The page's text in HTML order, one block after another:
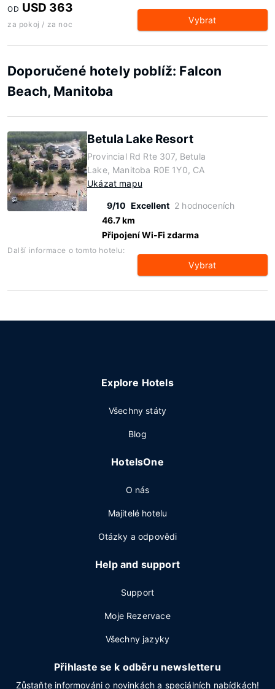
OD USD 363
za pokoj / za noc Vybrat
Doporučené hotely poblíž: Falcon
Beach, Manitoba
Betula Lake Resort
Provincial Rd Rte 307, Betula
Lake, Manitoba R0E 1Y0, CA
Ukázat mapu
9/10 Excellent 2 hodnoceních
46.7 km
Připojení Wi-Fi zdarma
Další informace o tomto hotelu:
Vybrat
Explore Hotels
Všechny státy
Blog
HotelsOne
O nás
Majitelé hotelu
Otázky a odpovědi
Help and support
Support
Moje Rezervace
Všechny jazyky
Přihlaste se k odběru newsletteru
Zůstaňte informováni o novinkách a speciálních nabídkách!